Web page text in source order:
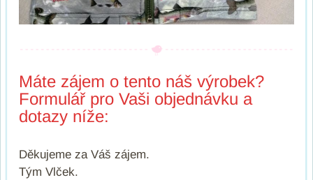
Máte zájem o tento náš výrobek?
Formulář pro Vaši objednávku a
dotazy níže:
Děkujeme za Váš zájem.
Tým Vlček.